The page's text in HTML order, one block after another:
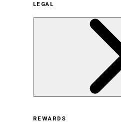
サステナビリティ
サステナビリティの
ヒス
採
LEGAL
REWARDS